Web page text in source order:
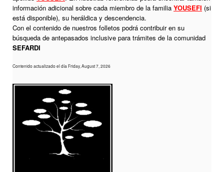
información adicional sobre cada miembro de la familia YOUSEFI (si
está disponible), su heráldica y descendencia.
Con el contenido de nuestros folletos podrá contribuir en su
búsqueda de antepasados inclusive para trámites de la comunidad
SEFARDI
Contenido actualizado el día Friday, August 7, 2026